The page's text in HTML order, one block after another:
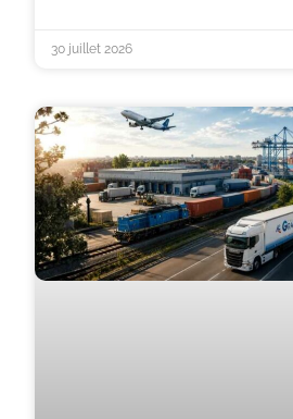
30 juillet 2026